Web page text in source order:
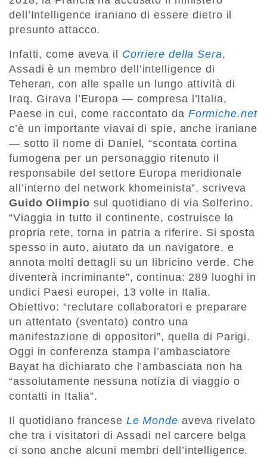
dell’Intelligence iraniano di essere dietro il
presunto attacco.
Infatti, come aveva il Corriere della Sera,
Assadi è un membro dell’intelligence di
Teheran, con alle spalle un lungo attività di
Iraq. Girava l’Europa — compresa l’Italia,
Paese in cui, come raccontato da Formiche.net
c’è un importante viavai di spie, anche iraniane
— sotto il nome di Daniel, “scontata cortina
fumogena per un personaggio ritenuto il
responsabile del settore Europa meridionale
all’interno del network khomeinista”, scriveva
Guido Olimpio sul quotidiano di via Solferino.
“Viaggia in tutto il continente, costruisce la
propria rete, torna in patria a riferire. Si sposta
spesso in auto, aiutato da un navigatore, e
annota molti dettagli su un libricino verde. Che
diventerà incriminante”, continua: 289 luoghi in
undici Paesi europei, 13 volte in Italia.
Obiettivo: “reclutare collaboratori e preparare
un attentato (sventato) contro una
manifestazione di oppositori”, quella di Parigi.
Oggi in conferenza stampa l’ambasciatore
Bayat ha dichiarato che l’ambasciata non ha
“assolutamente nessuna notizia di viaggio o
contatti in Italia”.
Il quotidiano francese Le Monde aveva rivelato
che tra i visitatori di Assadi nel carcere belga
ci sono anche alcuni membri dell’intelligence.